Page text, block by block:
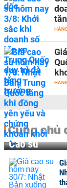
Cùng chủ
Cao su